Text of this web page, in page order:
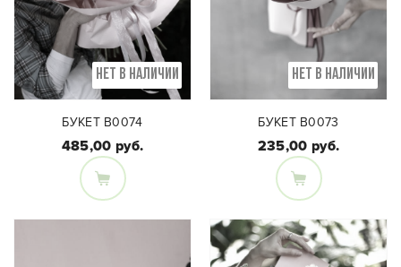
НЕТ В НАЛИЧИИ
Состав букета:
Кустовая пионовидная
БУКЕТ В0074
485,00 руб.
НЕТ В НАЛИЧИИ
Состав букета:
Кустовая пионовидная
роза, эвкалипт,
скиммия
БУКЕТ В0073
235,00 руб.